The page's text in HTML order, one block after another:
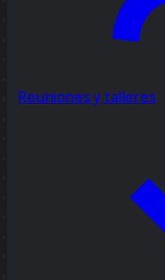
Reuniones y talleres